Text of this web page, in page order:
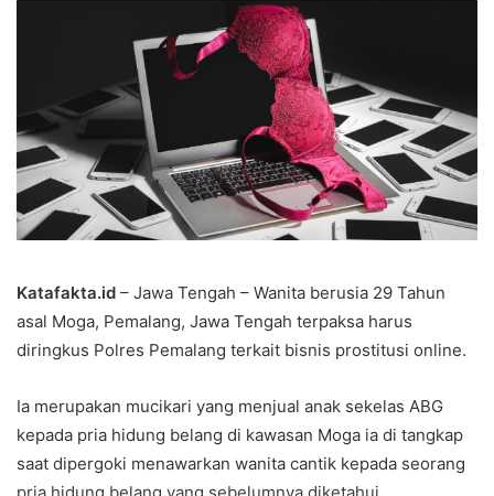
Katafakta.id – Jawa Tengah – Wanita berusia 29 Tahun
asal Moga, Pemalang, Jawa Tengah terpaksa harus
diringkus Polres Pemalang terkait bisnis prostitusi online.
Ia merupakan mucikari yang menjual anak sekelas ABG
kepada pria hidung belang di kawasan Moga ia di tangkap
saat dipergoki menawarkan wanita cantik kepada seorang